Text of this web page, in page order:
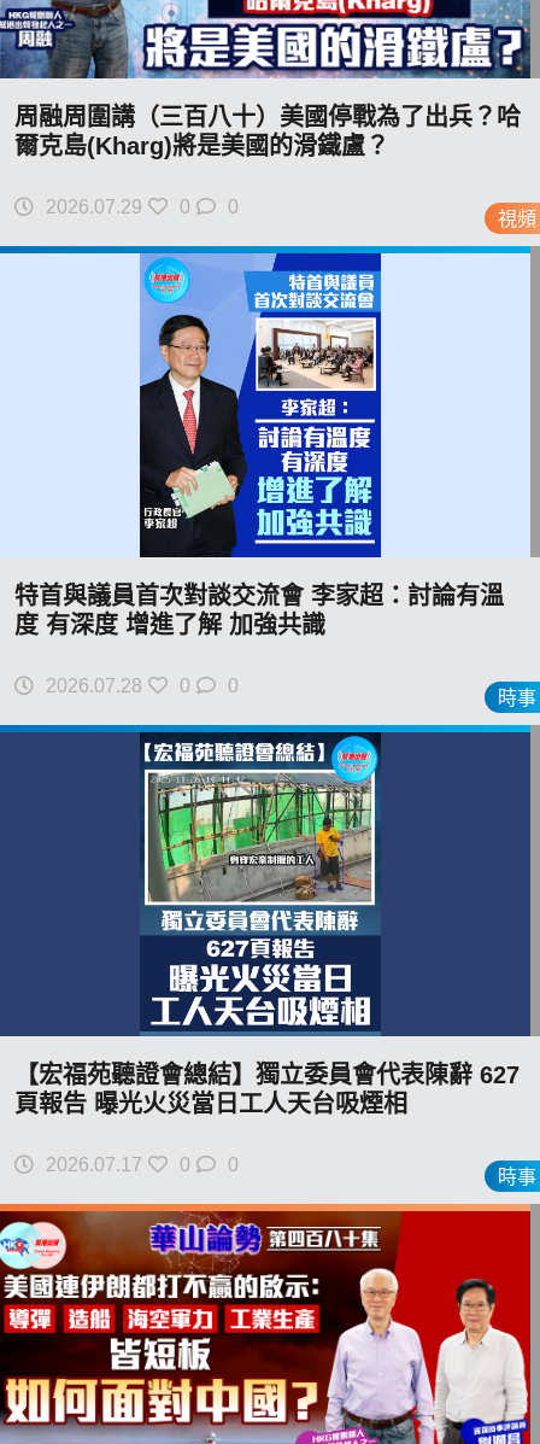
視頻
周融周圍講（三百八十）美國停戰為了出兵？哈
爾克島(Kharg)將是美國的滑鐵盧？
2026.07.29 0 0
時事
特首與議員首次對談交流會 李家超：討論有溫
度 有深度 增進了解 加強共識
2026.07.28 0 0
時事
【宏福苑聽證會總結】獨立委員會代表陳辭 627
頁報告 曝光火災當日工人天台吸煙相
2026.07.17 0 0